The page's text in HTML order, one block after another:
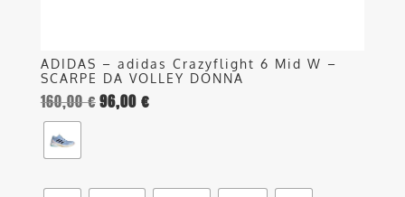
ADIDAS – adidas Crazyflight 6 Mid W –
SCARPE DA VOLLEY DONNA
160,00€96,00 €